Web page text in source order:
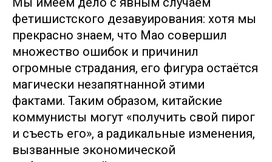
фетишистского дезавуирования: хотя мы
прекрасно знаем, что Мао совершил
множество ошибок и причинил
огромные страдания, его фигура остаётся
магически незапятнанной этими
фактами. Таким образом, китайские
коммунисты могут «получить свой пирог
и съесть его», а радикальные изменения,
вызванные экономической